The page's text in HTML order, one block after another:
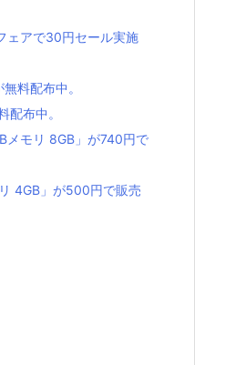
ェアで30円セール実施
料配布中。
配布中。
メモリ 8GB」が740円で
4GB」が500円で販売